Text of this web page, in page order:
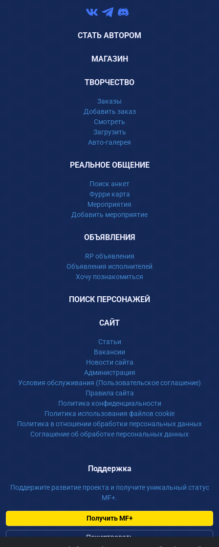
СТАТЬ АВТОРОМ
МАГАЗИН
ТВОРЧЕСТВО
Заказы
Добавить заказ
Смотреть
Загрузить
Авто-галерея
РЕАЛЬНОЕ ОБЩЕНИЕ
Поиск анкет
Фурри карта
Мероприятия
Добавить мероприятие
ОБЪЯВЛЕНИЯ
RP объявления
Объявления исполнителей
Хочу познакомиться
ПОИСК ПЕРСОНАЖЕЙ
САЙТ
Статьи
Вакансии
Новости сайта
Администрация
Условия обслуживания (Пользовательское соглашение)
Правила сайта
Политика конфиденциальности
Политика использования файлов cookie
Политика в отношении обработки персональных данных
Соглашение об обработке персональных данных
Поддержка
Поддержите развитие проекта и получите уникальный статус
MF+.
Получить MF+
Пожертвовать